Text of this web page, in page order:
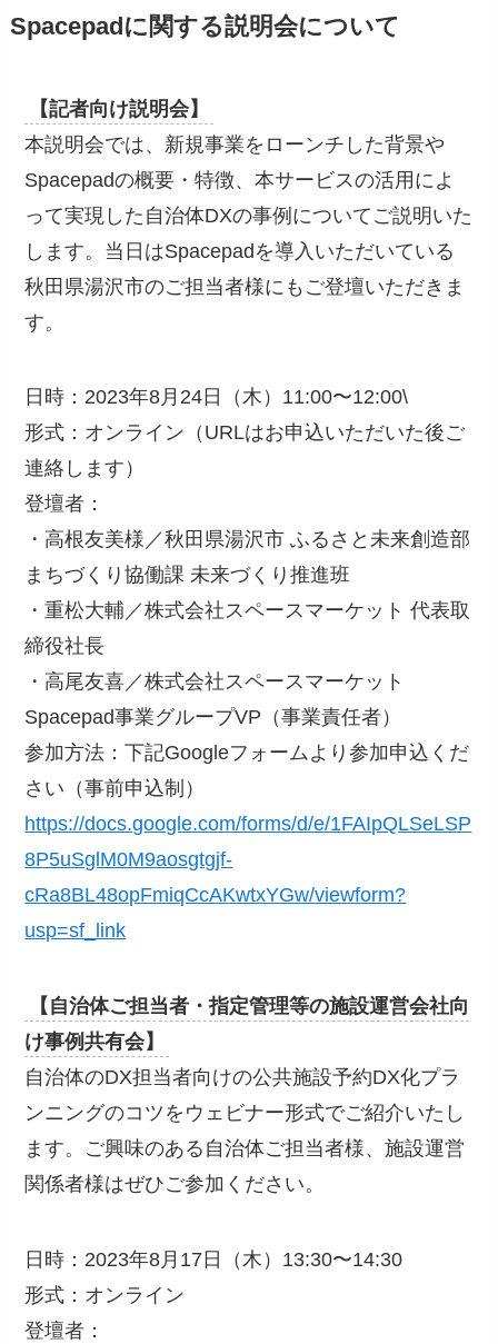
Spacepadに関する説明会について
【記者向け説明会】
本説明会では、新規事業をローンチした背景や
Spacepadの概要・特徴、本サービスの活用によ
って実現した自治体DXの事例についてご説明いた
します。当日はSpacepadを導入いただいている
秋田県湯沢市のご担当者様にもご登壇いただきま
す。
日時：2023年8月24日（木）11:00〜12:00\
形式：オンライン（URLはお申込いただいた後ご
連絡します）
登壇者：
・高根友美様／秋田県湯沢市 ふるさと未来創造部
まちづくり協働課 未来づくり推進班
・重松大輔／株式会社スペースマーケット 代表取
締役社長
・高尾友喜／株式会社スペースマーケット
Spacepad事業グループVP（事業責任者）
参加方法：下記Googleフォームより参加申込くだ
さい（事前申込制）
https://docs.google.com/forms/d/e/1FAIpQLSeLSP
8P5uSglM0M9aosgtgjf-
cRa8BL48opFmiqCcAKwtxYGw/viewform?
usp=sf_link
【自治体ご担当者・指定管理等の施設運営会社向
け事例共有会】
自治体のDX担当者向けの公共施設予約DX化プラ
ンニングのコツをウェビナー形式でご紹介いたし
ます。ご興味のある自治体ご担当者様、施設運営
関係者様はぜひご参加ください。
日時：2023年8月17日（木）13:30〜14:30
形式：オンライン
登壇者：